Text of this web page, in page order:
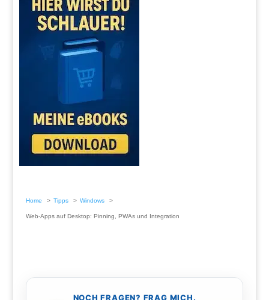
Home Tipps Windows
Web-Apps auf Desktop: Pinning, PWAs und Integration
NOCH FRAGEN? FRAG MICH.